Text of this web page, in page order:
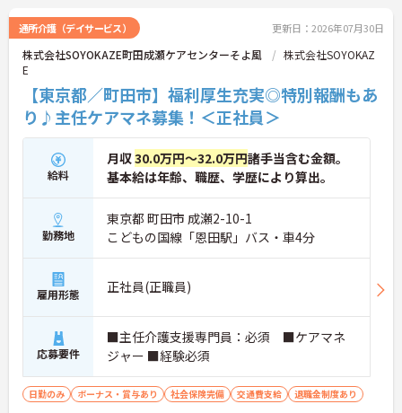
プロへ＞サービス提供責任者として、お客様が望む
生活を実現するためにケアプランを調整し、ヘルパ
ーへの指示や連携を行う重要なポジションです。業
ーズに業務を行えます。お客様の「あたりまえの日
常生活」を支えるプロフェッショナルとしてスキル
を磨けるだけでなく、キャリアアップ制度を通じて
将来的なステップアップも目指せます。
通所介護（デイサービス） 更新日：2026年07月30日
株式会社SOYOKAZE町田成瀬ケアセンターそよ風
株式会社SOYOKAZ
E
【東京都／町田市】福利厚生充実◎特別報酬もあ
り♪主任ケアマネ募集！＜正社員＞
給料
月収30.0万円～32.0万円諸手当含む金額。
基本給は年齢、職歴、学歴により算出。
勤務地
東京都 町田市 成瀬2-10-1
こどもの国線「恩田駅」バス・車4分
雇用形態 正社員(正職員)
応募要件
■主任介護支援専門員：必須 ■ケアマネ
ジャー ■経験必須
日勤のみ ボーナス・賞与あり 社会保険完備 交通費支給 退職金制度あり